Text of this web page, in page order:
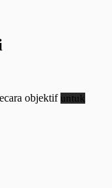
objektif untuk